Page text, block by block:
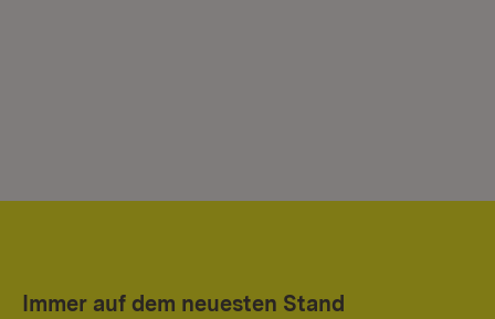
Immer auf dem neuesten Stand